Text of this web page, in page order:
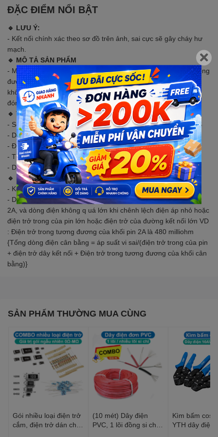
ĐẶC ĐIỂM NỔI BẬT
🔹 LƯU Ý:
- Kết nối chính xác theo sơ đồ trên ảnh, sai cực sẽ gây cháy hư
mạch.
🔹 MÔ TẢ SẢN PHẨM
- Mạch cân bằng pin chủ động 3S-8S pin lithium 18650 hoạt động
được sử dụng để cân bằng điện áp giữa các bộ pin lithium và
không ảnh hưởng đến hoạt động. Thích hợp cho việc sử dụng
đóng khối pin lithium công suất lớn.
🔹 THÔNG SỐ KỸ THUẬT
- Số lượng cell pin : 3S / 4S / 5S / 6S / 7S / 8S / 14S / 17S / 21S
- Dòng cân bằng : tối đa 1.5A
- Độ chính xác cân bằng: 3mV
- Thích hợp cho pin : lithium iron phosphate và lithium ternary
- Dây hỗ trợ : 22AWG, khoảng 30cm
🔹 HƯỚNG DẪN SỬ DỤNG
- Kết nối như ảnh.
- Dòng điện giới hạn mà mô-đun cân bằng có thể chịu được là
2A, và dòng điện không q uá lớn khi chênh lệch điện áp nhỏ hoặc
điện trở trong của pin lớn hoặc điện trở của đường kết nối lớn VD
: Điện trở trong tương đương của khối pin 2A là 480 milliohm
{Tổng dòng điện cân bằng = áp suất vi sai/(điện trở trong của pin
+ điện trở dây kết nối + Điện trở trong tương đương của khối cân
bằng)}
SẢN PHẨM THƯỜNG MUA CÙNG
Gói nhiều loại điện trở
cắm, điện trở dán cho
(10 mét) Dây điện
PVC, 1 lõi đồng si chì,
Kìm bấm cos
YTH dây điện